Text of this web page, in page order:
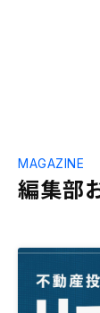
編集部
MAGAZINE